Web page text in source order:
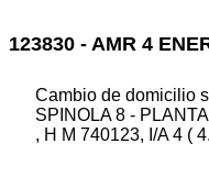
123830 - AMR 4
Cambio de domicilio
SPINOLA 8 -
, H M 740123, I/A 4 (